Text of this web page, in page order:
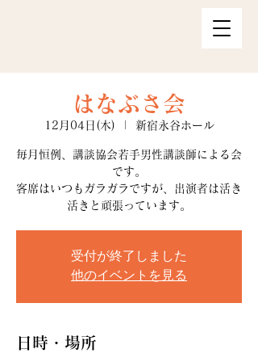
はなぶさ会
12月04日(木) 新宿永谷ホール
毎月恒例、講談協会若手男性講談師による会
です。
客席はいつもガラガラですが、出演者は活き
活きと頑張っています。
受付が終了しました
他のイベントを見る
日時・場所